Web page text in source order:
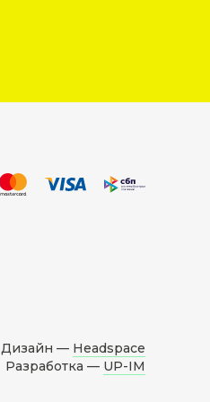
Дизайн — Headspace
Разработка — UP-IM